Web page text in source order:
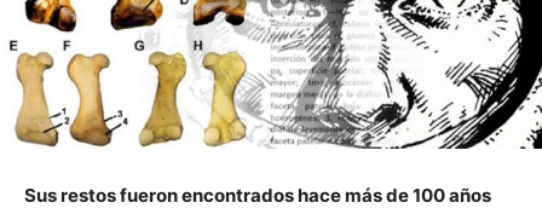
Sus restos fueron encontrados hace más de 100 años